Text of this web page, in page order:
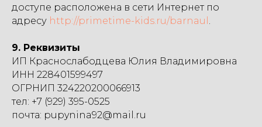
доступе расположена в сети Интернет по
адресу http://primetime-kids.ru/barnaul .
9. Реквизиты
ИП Краснослабодцева Юлия Владимировна
ИНН 228401599497
ОГРНИП 324220200066913
тел: +7 (929) 395-0525
почта: pupynina92@mail.ru